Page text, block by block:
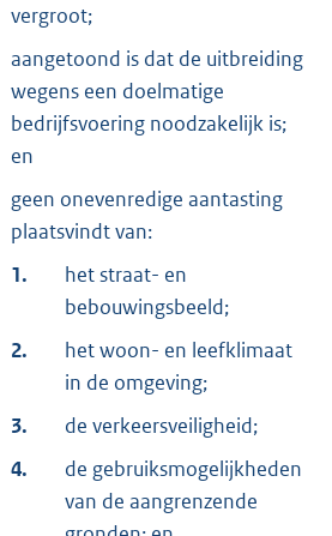
vergroot;
aangetoond is dat de uitbreiding
wegens een doelmatige
bedrijfsvoering noodzakelijk is;
en
geen onevenredige aantasting
plaatsvindt van:
1.
het straat- en
bebouwingsbeeld;
2.
het woon- en leefklimaat
in de omgeving;
3.
de verkeersveiligheid;
4.
de gebruiksmogelijkheden
van de aangrenzende